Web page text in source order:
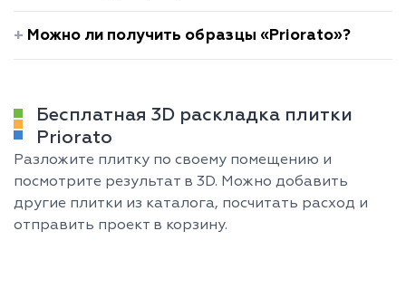
Можно ли получить образцы «Priorato»?
Бесплатная 3D раскладка плитки
Priorato
Разложите плитку по своему помещению и
посмотрите результат в 3D. Можно добавить
другие плитки из каталога, посчитать расход и
отправить проект в корзину.